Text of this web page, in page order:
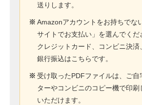
送りします。
※ Amazonアカウントをお持ちでな
サイトでお支払い」を選んでくだ
クレジットカード、コンビニ決済
銀行振込はこちらです。
※ 受け取ったPDFファイルは、ご自
ターやコンビニのコピー機で印刷
いただけます。